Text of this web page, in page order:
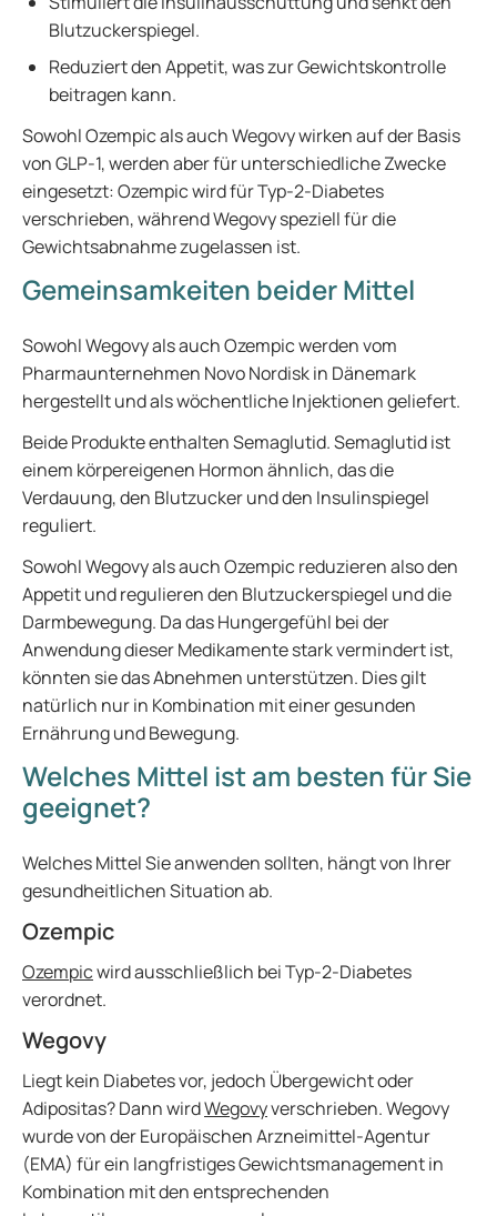
Blutzuckerspiegel.
Reduziert den Appetit, was zur Gewichtskontrolle
beitragen kann.
Sowohl Ozempic als auch Wegovy wirken auf der Basis
von GLP-1, werden aber für unterschiedliche Zwecke
eingesetzt: Ozempic wird für Typ-2-Diabetes
verschrieben, während Wegovy speziell für die
Gewichtsabnahme zugelassen ist.
Gemeinsamkeiten beider Mittel
Sowohl Wegovy als auch Ozempic werden vom
Pharmaunternehmen Novo Nordisk in Dänemark
hergestellt und als wöchentliche Injektionen geliefert.
Beide Produkte enthalten Semaglutid. Semaglutid ist
einem körpereigenen Hormon ähnlich, das die
Verdauung, den Blutzucker und den Insulinspiegel
reguliert.
Sowohl Wegovy als auch Ozempic reduzieren also den
Appetit und regulieren den Blutzuckerspiegel und die
Darmbewegung. Da das Hungergefühl bei der
Anwendung dieser Medikamente stark vermindert ist,
könnten sie das Abnehmen unterstützen. Dies gilt
natürlich nur in Kombination mit einer gesunden
Ernährung und Bewegung.
Welches Mittel ist am besten für Sie
geeignet?
Welches Mittel Sie anwenden sollten, hängt von Ihrer
gesundheitlichen Situation ab.
Ozempic
Ozempicwird ausschließlich bei Typ-2-Diabetes
verordnet.
Wegovy
Liegt kein Diabetes vor, jedoch Übergewicht oder
Adipositas? Dann wirdWegovyverschrieben. Wegovy
wurde von der Europäischen Arzneimittel-Agentur
(EMA) für ein langfristiges Gewichtsmanagement in
Kombination mit den entsprechenden